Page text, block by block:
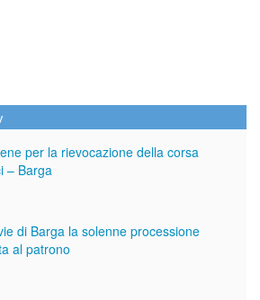
per la rievocazione della corsa
– Barga
di Barga la solenne processione
al patrono